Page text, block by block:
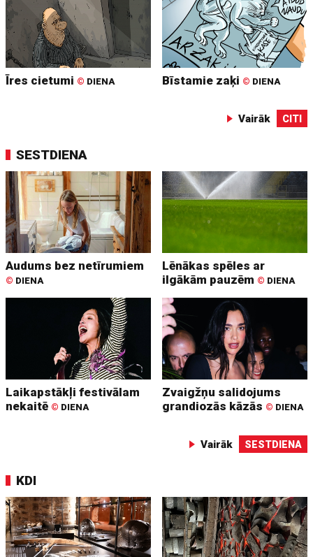
Īres cietumi © DIENA Bīstamie zaķi © DIENA
Vairāk CITI
SESTDIENA
Audums bez netīrumiem
© DIENA
Lēnākas spēles ar
ilgākām pauzēm © DIENA
Laikapstākļi festivālam
nekaitē © DIENA
Zvaigžņu salidojums
grandiozās kāzās © DIENA
Vairāk SESTDIENA
KDI